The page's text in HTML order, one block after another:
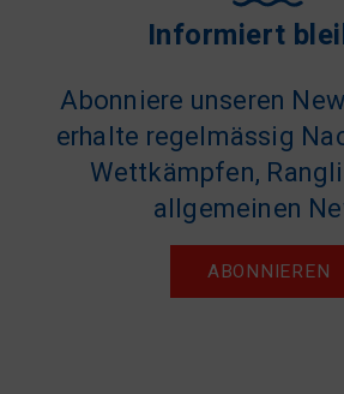
Informiert
Abonniere unseren
erhalte regelmässig
Wettkämpfen,
allgemeinen
ABONNIEREN